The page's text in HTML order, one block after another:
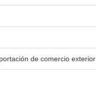
de comercio exterior